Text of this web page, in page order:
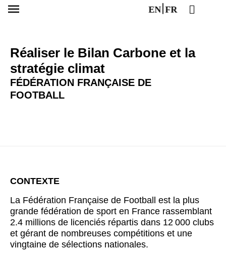
EN FR
Réaliser le Bilan Carbone et la
stratégie climat
FÉDÉRATION FRANÇAISE DE
FOOTBALL
CONTEXTE
La Fédération Française de Football est la plus
grande fédération de sport en France rassemblant
2.4 millions de licenciés répartis dans 12 000 clubs
et gérant de nombreuses compétitions et une
vingtaine de sélections nationales.